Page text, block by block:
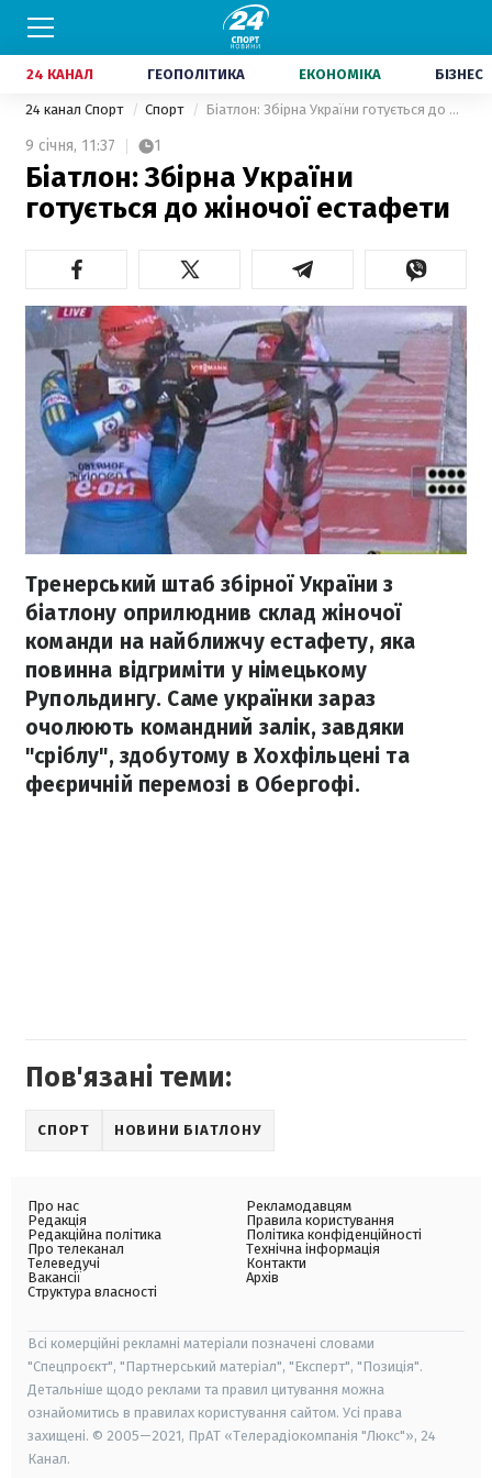
24 КАНАЛ ГЕОПОЛІТИКА ЕКОНОМІКА БІЗНЕС
24 канал Спорт Спорт Біатлон: Збірна України готується до жіночої естафети
9 січня, 11:37 1
Біатлон: Збірна України
готується до жіночої естафети
Тренерський штаб збірної України з
біатлону оприлюднив склад жіночої
команди на найближчу естафету, яка
повинна відгриміти у німецькому
Рупольдингу. Саме українки зараз
очолюють командний залік, завдяки
"сріблу", здобутому в Хохфільцені та
феєричній перемозі в Обергофі.
Пов'язані теми:
СПОРТ НОВИНИ БІАТЛОНУ
Про нас
Редакція
Редакційна політика
Про телеканал
Телеведучі
Вакансії
Структура власності
Рекламодавцям
Правила користування
Політика конфіденційності
Технічна інформація
Контакти
Архів
Всі комерційні рекламні матеріали позначені словами
"Спецпроєкт", "Партнерський матеріал", "Експерт", "Позиція".
Детальніше щодо реклами та правил цитування можна
ознайомитись в правилах користування сайтом. Усі права
захищені. © 2005—2021, ПрАТ «Телерадіокомпанія "Люкс"», 24
Канал.